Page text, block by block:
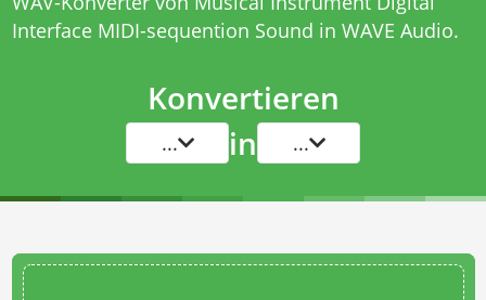
Interface MIDI-sequention Sound in WAVE Audio.
Konvertieren
... in ...